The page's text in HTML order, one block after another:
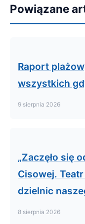
Powiązane
Raport
wszystkich
9 sierpnia 2026
„Zaczęło się
Cisowej.
dzielnic
8 sierpnia 2026